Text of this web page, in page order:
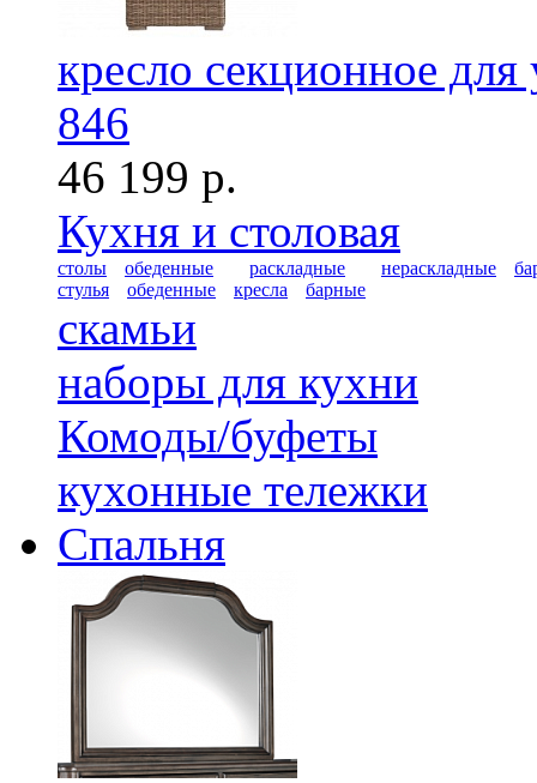
кресло секционное
846
46 199 р.
Кухня и столовая
столы обеденные раскладные нераскладные
стулья
обеденные кресла барные
скамьи
наборы для кухни
Комоды/буфеты
кухонные тележки
Спальня